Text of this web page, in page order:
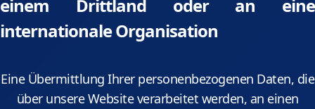
einem Drittland oder an eine
internationale Organisation
Eine Übermittlung Ihrer personenbezogenen Daten, die
über unsere Website verarbeitet werden, an einen